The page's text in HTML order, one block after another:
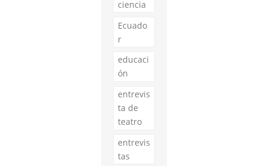
ciencia
Ecuado
r
educaci
ón
entrevis
ta de
teatro
entrevis
tas